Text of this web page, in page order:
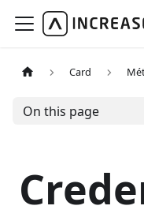
Card
On this page